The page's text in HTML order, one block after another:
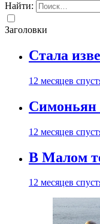
Найти:
Заголовки
Стала
12 месяцев
Симоньян
12 месяцев
В Малом
12 месяцев